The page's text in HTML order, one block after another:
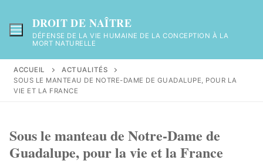
au
contenu
DROIT DE NAÎTRE
DÉFENSE DE LA VIE HUMAINE DE LA CONCEPTION À LA
MORT NATURELLE
ACCUEIL
ACTUALITÉS
SOUS LE MANTEAU DE NOTRE-DAME DE GUADALUPE, POUR LA
VIE ET LA FRANCE
Sous le manteau de Notre-Dame de
Guadalupe, pour la vie et la France